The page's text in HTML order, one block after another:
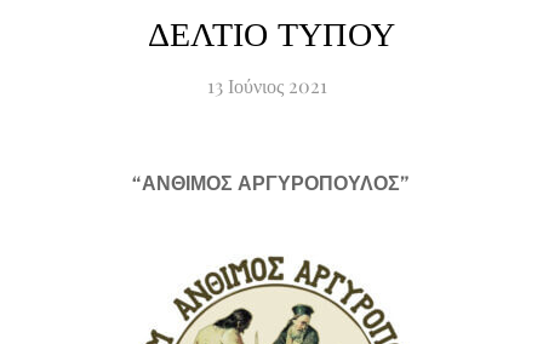
ΔΕΛΤΙΟ ΤΥΠΟΥ
13 Ιούνιος 2021
“ΑΝΘΙΜΟΣ ΑΡΓΥΡΟΠΟΥΛΟΣ”